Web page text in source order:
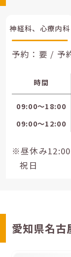
神経科、心療内科
予約：要 / 予
時間
09:00〜18:00
09:00〜12:00
※昼休み
祝日
愛知県名古